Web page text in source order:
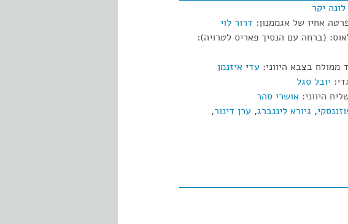
לונה יקר
אחיו של אגממנון: דרור לוי
(ברחה עם הנסיך פאריס לטרויה):
ממולח בצבא היווני: עדי איזנמן
יובל סגל
היווני: אושרי סהר
, גיורא ליננברג, ערן דינור,